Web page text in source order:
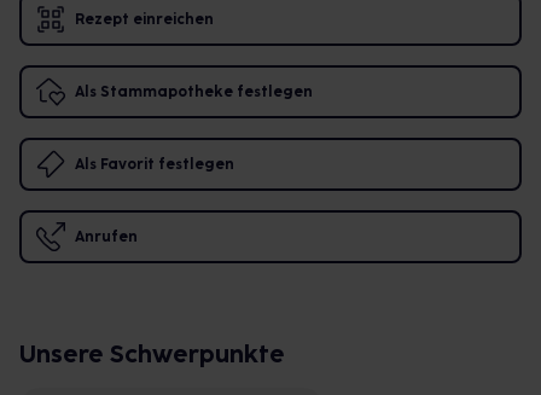
Rezept einreichen
Als Stammapotheke festlegen
Als Favorit festlegen
Anrufen
Unsere Schwerpunkte